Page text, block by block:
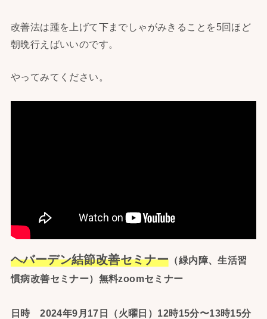
改善法は踵を上げて下までしゃがみきることを5回ほど
朝晩行えばいいのです。
やってみてください。
ヘバーデン結節改善セミナー （緑内障、生活習
慣病改善セミナー）無料zoomセミナー
日時 2024年9月17日（火曜日）12時15分〜13時15分